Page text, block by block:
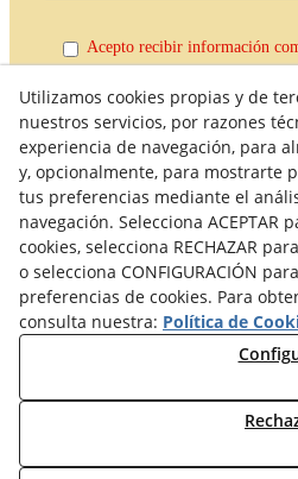
Acepto recibir información
Política de Calidad
Política de Privacidad
Aviso Legal
© 08/2026 Maquinaria Agrícola
Utilizamos cookies propias y de
nuestros servicios, por razones
experiencia de navegación, para
y, opcionalmente, para mostrarte
tus preferencias mediante el
navegación. Selecciona ACEPTAR
cookies, selecciona RECHAZAR
o selecciona CONFIGURACIÓN
preferencias de cookies. Para
consulta nuestra: Política de